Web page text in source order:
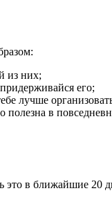
из них;
его;
лучше
в
это в ближайшие